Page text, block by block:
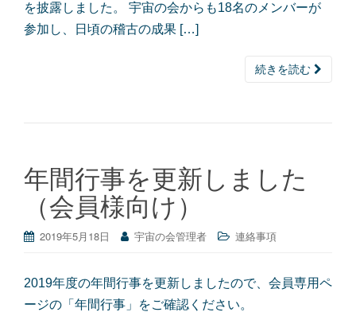
を披露しました。 宇宙の会からも18名のメンバーが
参加し、日頃の稽古の成果 […]
続きを読む
年間行事を更新しました
（会員様向け）
2019年5月18日 宇宙の会管理者 連絡事項
2019年度の年間行事を更新しましたので、会員専用ペ
ージの「年間行事」をご確認ください。